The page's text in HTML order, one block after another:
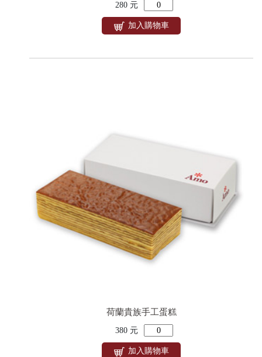
280 元
加入購物車
荷蘭貴族手工蛋糕
380 元
加入購物車